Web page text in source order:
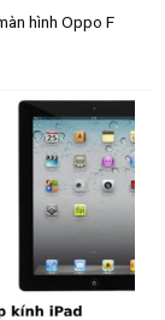
hình Oppo F